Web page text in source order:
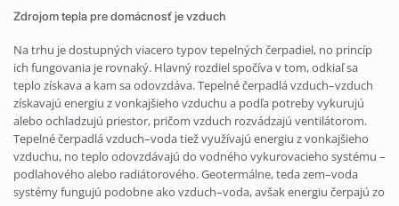
Zdrojom tepla pre domácnosť je vzduch
Na trhu je dostupných viacero typov tepelných čerpadiel, no princíp
ich fungovania je rovnaký. Hlavný rozdiel spočíva v tom, odkiaľ sa
teplo získava a kam sa odovzdáva. Tepelné čerpadlá vzduch–vzduch
získavajú energiu z vonkajšieho vzduchu a podľa potreby vykurujú
alebo ochladzujú priestor, pričom vzduch rozvádzajú ventilátorom.
Tepelné čerpadlá vzduch–voda tiež využívajú energiu z vonkajšieho
vzduchu, no teplo odovzdávajú do vodného vykurovacieho systému –
podlahového alebo radiátorového. Geotermálne, teda zem–voda
systémy fungujú podobne ako vzduch–voda, avšak energiu čerpajú zo